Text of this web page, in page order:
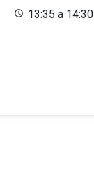
13:35 a 14:30